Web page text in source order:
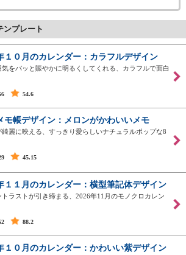
ンプレート
１０月のカレンダー：カラフルデザイン
気をパッと賑やかに明るくしてくれる、カラフルで面白
54.6
モ帳デザイン：メロンがかわいいメモ
綺麗に映える、すっきり愛らしいナチュラルポップな8
45.15
１１月のカレンダー：横型筆記体デザイン
ラストが引き締まる、2026年11月のモノクロカレン
88.2
１０月のカレンダー：かわいい紫デザイン